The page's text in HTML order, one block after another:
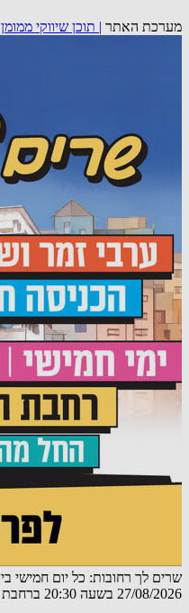
מערכת האתר תוכן שיווקי ממומן
27/08/2026 בשעה 20:30 ברחבת בניין העירייה